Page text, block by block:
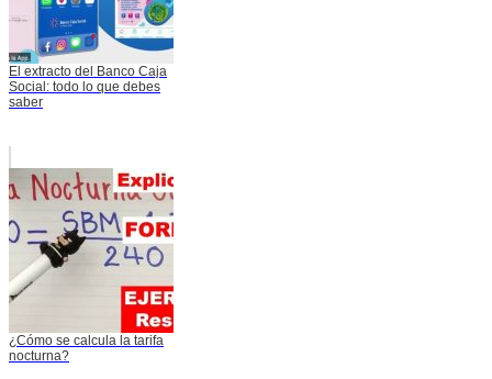
El extracto del Banco Caja
Social: todo lo que debes
saber
¿Cómo se calcula la tarifa
nocturna?